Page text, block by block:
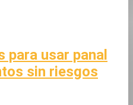
para usar panal
sin riesgos